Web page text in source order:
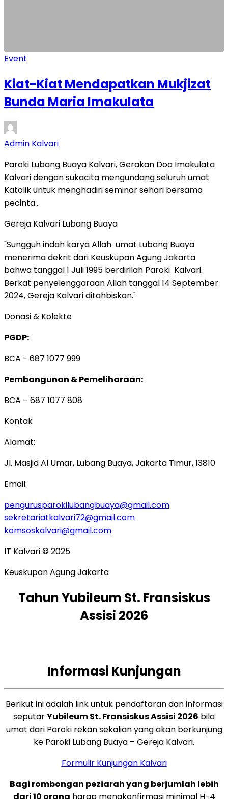
Event
Kiat-Kiat Mendapatkan Mukjizat
Bunda Maria Imakulata
Admin Kalvari
Paroki Lubang Buaya Kalvari, Gerakan Doa Imakulata
Kalvari dengan sukacita mengundang seluruh umat
Katolik untuk menghadiri seminar sehari bersama
pecinta…
Gereja Kalvari Lubang Buaya
"Sungguh indah karya Allah umat Lubang Buaya
menerima dekrit dari Keuskupan Agung Jakarta
bahwa tanggal 1 Juli 1995 berdirilah Paroki Kalvari.
Berkat penyelenggaraan Allah tanggal 14 September
2024, Gereja Kalvari ditahbiskan."
Donasi & Kolekte
PGDP:
BCA - 687 1077 999
Pembangunan & Pemeliharaan:
BCA – 687 1077 808
Kontak
Alamat:
Jl. Masjid Al Umar, Lubang Buaya, Jakarta Timur, 13810
Email:
pengurusparokilubangbuaya@gmail.com
sekretariatkalvari72@gmail.com
komsoskalvari@gmail.com
IT Kalvari © 2025
Keuskupan Agung Jakarta
Tahun Yubileum St. Fransiskus
Assisi 2026
Informasi Kunjungan
Berikut ini adalah link untuk pendaftaran dan informasi
seputarYubileum St. Fransiskus Assisi 2026 bila
umat dari Paroki rekan sekalian yang akan berkunjung
ke Paroki Lubang Buaya – Gereja Kalvari.
Formulir Kunjungan Kalvari
Bagi rombongan peziarah yang berjumlah lebih